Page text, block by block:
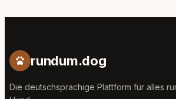
rundum.dog
Die deutschsprachige Plattform für alles